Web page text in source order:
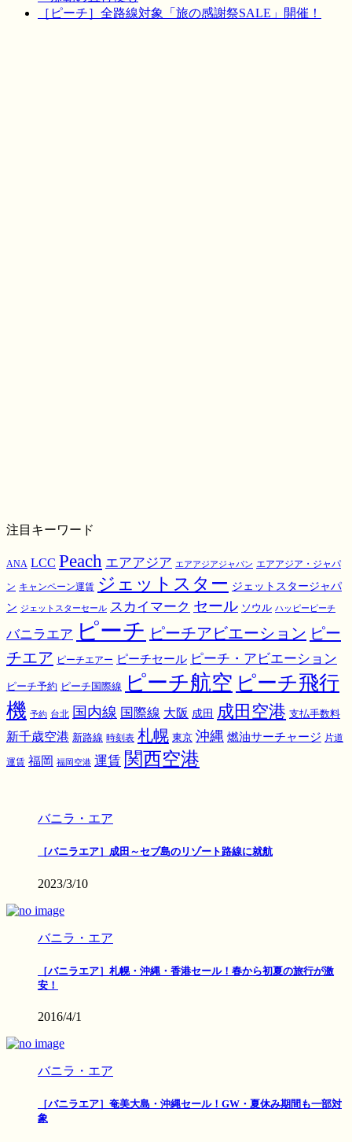
［ピーチ］全路線対象「旅の感謝祭SALE」開催！
注目キーワード
ANA LCC Peach エアアジア エアアジアジャパン エアアジア・ジャパ
ン キャンペーン運賃 ジェットスター ジェットスタージャパ
ン ジェットスターセール スカイマーク セール ソウル ハッピーピーチ
バニラエア ピーチ ピーチアビエーション ピー
チエア ピーチエアー ピーチセール ピーチ・アビエーション
ピーチ予約 ピーチ国際線 ピーチ航空 ピーチ飛行
機 予約 台北 国内線 国際線 大阪 成田 成田空港 支払手数料
新千歳空港 新路線 時刻表 札幌 東京 沖縄 燃油サーチャージ 片道
運賃 福岡 福岡空港 運賃 関西空港
バニラ・エア
［バニラエア］成田～セブ島のリゾート路線に就航
2023/3/10
バニラ・エア
［バニラエア］札幌・沖縄・香港セール！春から初夏の旅行が激
安！
2016/4/1
バニラ・エア
［バニラエア］奄美大島・沖縄セール！GW・夏休み期間も一部対
象